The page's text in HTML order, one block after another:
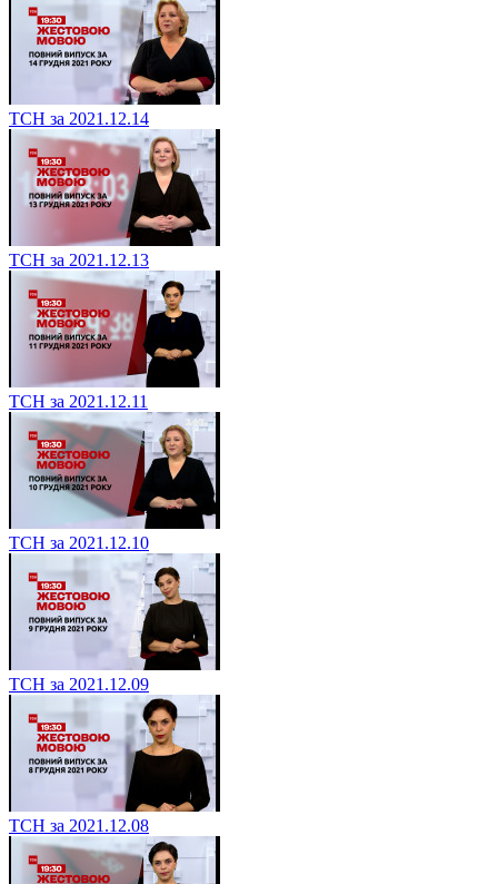
ТСН за 2021.12.14
ТСН за 2021.12.13
ТСН за 2021.12.11
ТСН за 2021.12.10
ТСН за 2021.12.09
ТСН за 2021.12.08